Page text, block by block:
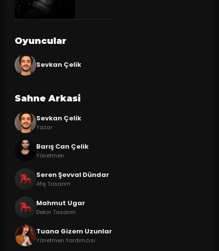
Oyuncular
Sevkan Çelik
Sahne Arkasi
Sevkan Çelik
Yazar
Barış Can Çelik
Yönetmen
Seren Şevval Dündar
Afiş Tasarım
Mahmut Ugar
Dekor Tasarım
Tuana Gizem Uzunlar
Yönetmen Yardımcısı